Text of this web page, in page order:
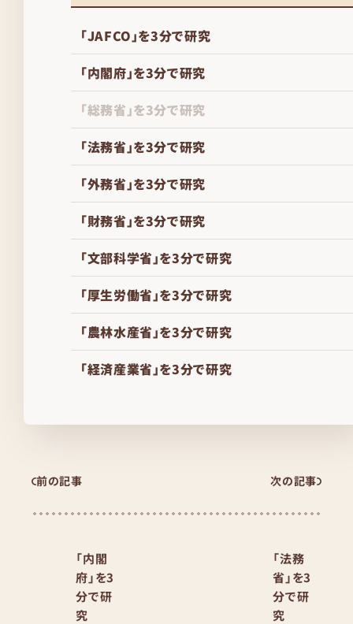
「JAFCO」を3分で研究
「内閣府」を3分で研究
「総務省」を3分で研究
「法務省」を3分で研究
「外務省」を3分で研究
「財務省」を3分で研究
「文部科学省」を3分で研究
「厚生労働省」を3分で研究
「農林水産省」を3分で研究
「経済産業省」を3分で研究
前の記事 次の記事
「内閣
府」を3
分で研
究
「法務
省」を3
分で研
究